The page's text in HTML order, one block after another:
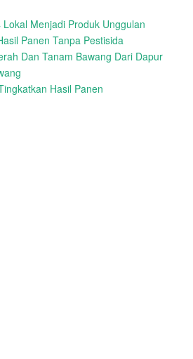
Menjadi Produk Unggulan
Panen Tanpa Pestisida
Dan Tanam Bawang Dari Dapur
Hasil Panen